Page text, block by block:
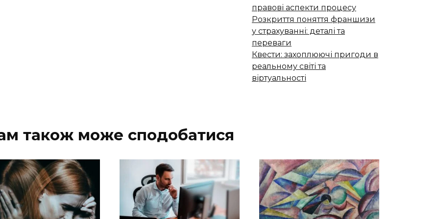
правові аспекти процесу
Розкриття поняття франшизи
у страхуванні: деталі та
переваги
Квести: захоплюючі пригоди в
реальному світі та
віртуальності
також може сподобатися